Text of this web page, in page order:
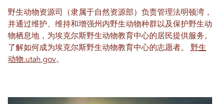
野生动物资源司（隶属于自然资源部）负责管理法明顿湾，
并通过维护、维持和增强州内野生动物种群以及保护野生动
物栖息地，为埃克尔斯野生动物教育中心的居民提供服务。
了解如何成为埃克尔斯野生动物教育中心的志愿者。 野生
动物.utah.gov。